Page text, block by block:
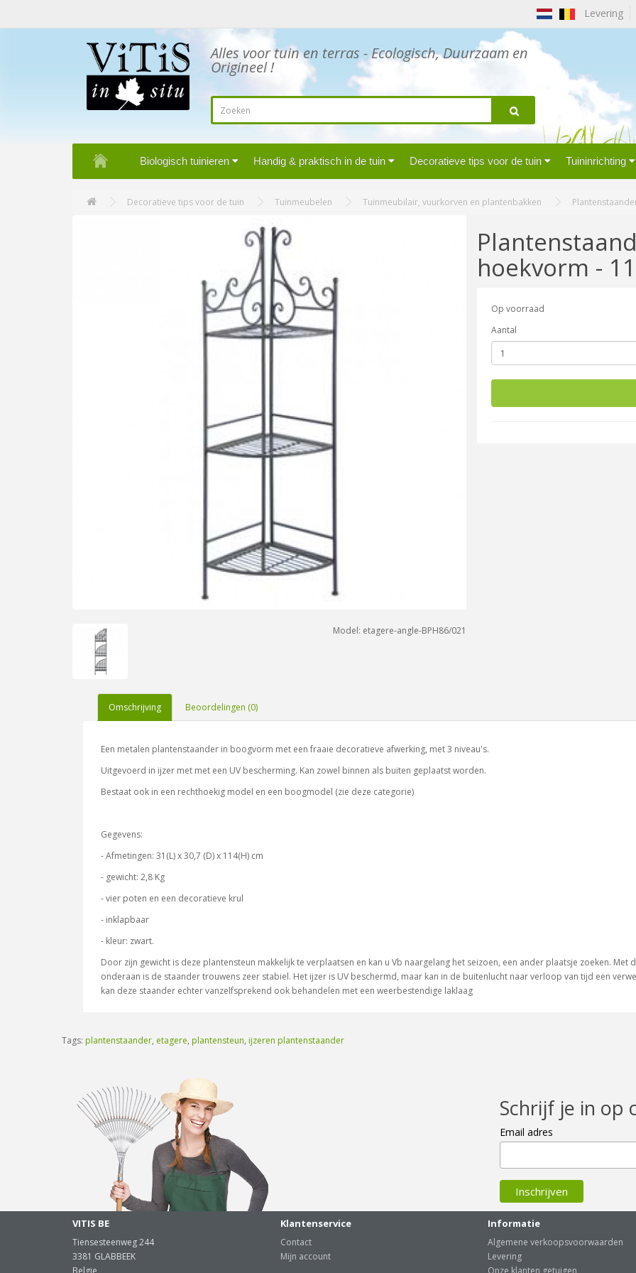
Levering
Alles voor tuin en terras - Ecologisch, Duurzaam en
Origineel !
Biologisch tuinieren Handig & praktisch in de tuin Decoratieve tips voor de tuin Tuininrichting
Decoratieve tips voor de tuin Tuinmeubelen Tuinmeubilair, vuurkorven en plantenbakken
Model: etagere-angle-BPH86/021
hoekvorm -
Op voorraad
Aantal
Omschrijving Beoordelingen (0)
Een metalen plantenstaander in boogvorm met een fraaie decoratieve afwerking, met 3 niveau's.
Uitgevoerd in ijzer met met een UV bescherming. Kan zowel binnen als buiten geplaatst worden.
Bestaat ook in een rechthoekig model en een boogmodel (zie deze categorie)
Gegevens:
- Afmetingen: 31(L) x 30,7 (D) x 114(H) cm
- gewicht: 2,8 Kg
- vier poten en een decoratieve krul
- inklapbaar
- kleur: zwart.
Door zijn gewicht is deze plantensteun makkelijk te verplaatsen en kan u Vb naargelang het seizoen, een ander plaatsje zoeken. Met
onderaan is de staander trouwens zeer stabiel. Het ijzer is UV beschermd, maar kan in de buitenlucht naar verloop van tijd een
kan deze staander echter vanzelfsprekend ook behandelen met een weerbestendige laklaag
Tags: plantenstaander, etagere, plantensteun, ijzeren plantenstaander
Schrijf je in op
Email adres
VITIS BE
Tiensesteenweg 244
3381 GLABBEEK
Belgie
Klantenservice
Contact
Mijn account
Informatie
Algemene verkoopsvoorwaarden
Levering
Onze klanten getuigen